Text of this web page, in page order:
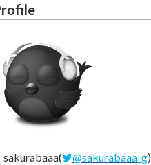
sakurabaaa( @sakurabaaa_g)